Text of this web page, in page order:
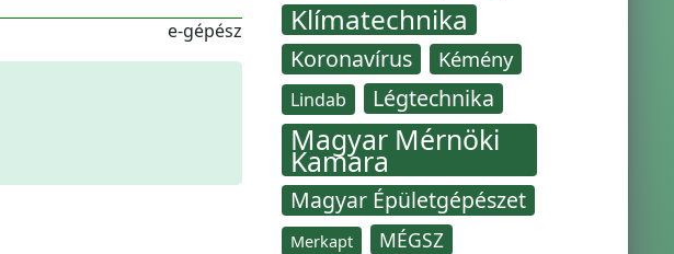
e-gépész
Klímatechnika
Koronavírus Kémény
Lindab Légtechnika
Magyar Mérnöki
Kamara
Magyar Épületgépészet
Merkapt MÉGSZ